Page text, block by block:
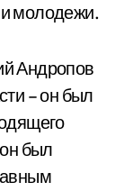
молодежи.
Андропов
– он был
был